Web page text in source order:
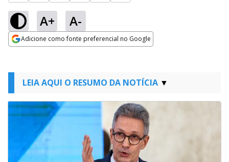
A+ A-
Adicione como fonte preferencial no Google
LEIA AQUI O RESUMO DA NOTÍCIA